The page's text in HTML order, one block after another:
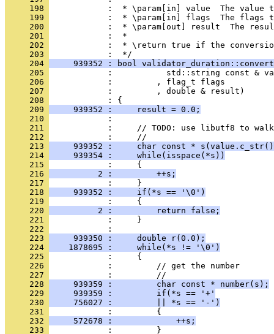
     198
:  * \param[in] value  The value
     199
:  * \param[in] flags  The flags
     200
:  * \param[out] result  The
     201
            :  *
     202
:  * \return true if the
     203
            :  */
     204
939352 : bool
     205
:           std::string const &
     206
            :         , flag_t flags
     207
            :         , double & result)
     208
            : {
     209
     939352 :     result = 0.0;
     210
            :
     211
:     // TODO: use libutf8 to
     212
            :     //
     213
939352 :     char const *
     214
     939354 :     while(isspace(*s))
     215
            :     {
     216
          2 :         ++s;
     217
            :     }
     218
     939352 :     if(*s == '\0')
     219
            :     {
     220
          2 :         return false;
     221
            :     }
     222
            :
     223
     939350 :     double r(0.0);
     224
    1878695 :     while(*s != '\0')
     225
            :     {
     226
            :         // get the number
     227
            :         //
     228
     939359 :         char const * number(s);
     229
     939359 :         if(*s == '+'
     230
     756027 :         || *s == '-')
     231
            :         {
     232
     572678 :             ++s;
     233
            :         }